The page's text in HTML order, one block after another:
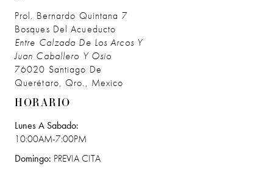
Prol. Bernardo Quintana 7
Bosques Del Acueducto
Entre Calzada De Los Arcos Y
Juan Caballero Y Osio
76020 Santiago De
Querétaro, Qro., Mexico
HORARIO
Lunes A Sabado:
10:00AM-7:00PM
Domingo: PREVIA CITA